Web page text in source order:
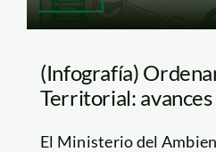
(Infografía)
Territorial:
El Ministerio del